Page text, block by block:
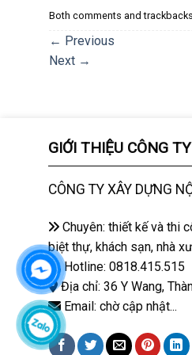
Both comments and
← Previous
Next →
GIỚI THIỆU CÔNG TY
CÔNG TY XÂY DỰNG
Chuyên: thiết kế và thi
biệt thự, khách sạn, nhà
Hotline: 0818.415.515
Địa chỉ: 36 Y Wang,
Email: chờ cập nhật...